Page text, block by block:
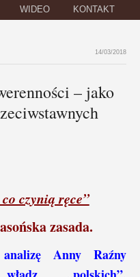
WIDEO KONTAKT
14/03/2018
– jako
czynią ręce”
zasada.
Anny Raźny